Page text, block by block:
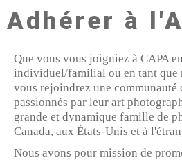
Adhérer à
Que vous vous joigniez à CAPA
individuel/familial ou en tant que
vous rejoindrez une communauté
passionnés par leur art
grande et dynamique famille de
Canada, aux États-Unis et à
Nous avons pour mission de